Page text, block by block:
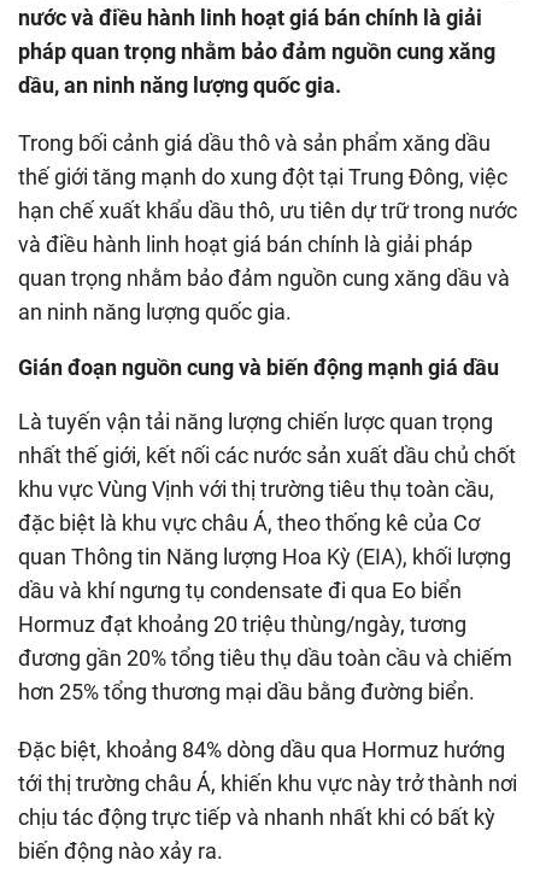
nước và điều hành linh hoạt giá bán chính là giải
pháp quan trọng nhằm bảo đảm nguồn cung xăng
dầu, an ninh năng lượng quốc gia.
Trong bối cảnh giá dầu thô và sản phẩm xăng dầu
thế giới tăng mạnh do xung đột tại Trung Đông, việc
hạn chế xuất khẩu dầu thô, ưu tiên dự trữ trong nước
và điều hành linh hoạt giá bán chính là giải pháp
quan trọng nhằm bảo đảm nguồn cung xăng dầu và
an ninh năng lượng quốc gia.
Gián đoạn nguồn cung và biến động mạnh giá dầu
Là tuyến vận tải năng lượng chiến lược quan trọng
nhất thế giới, kết nối các nước sản xuất dầu chủ chốt
khu vực Vùng Vịnh với thị trường tiêu thụ toàn cầu,
đặc biệt là khu vực châu Á, theo thống kê của Cơ
quan Thông tin Năng lượng Hoa Kỳ (EIA), khối lượng
dầu và khí ngưng tụ condensate đi qua Eo biển
Hormuz đạt khoảng 20 triệu thùng/ngày, tương
đương gần 20% tổng tiêu thụ dầu toàn cầu và chiếm
hơn 25% tổng thương mại dầu bằng đường biển.
Đặc biệt, khoảng 84% dòng dầu qua Hormuz hướng
tới thị trường châu Á, khiến khu vực này trở thành nơi
chịu tác động trực tiếp và nhanh nhất khi có bất kỳ
biến động nào xảy ra.